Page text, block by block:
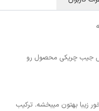
جیب چریکی محصول رو
زیبا بهتون میبخشه. ترکیب